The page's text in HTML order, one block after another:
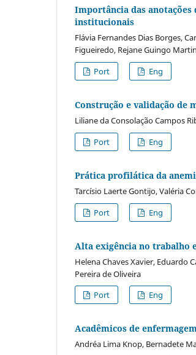
Importância das anotações
institucionais
Flávia Fernandes Dias Borges,
Figueiredo, Rejane Guingo
Port
Eng
Construção e validação de
Liliane da Consolação Campos
Port
Eng
Prática profilática da
Tarcísio Laerte Gontijo, Valéria
Port
Eng
Alta exigência no trabalho
Helena Chaves Xavier, Eduardo
Pereira de Oliveira
Port
Eng
Acadêmicos de
Andréa Lima Knop, Bernadete